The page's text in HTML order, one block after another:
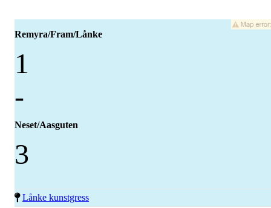
Remyra/Fram/Lånke
1
-
Neset/Aasguten
3
Lånke kunstgress